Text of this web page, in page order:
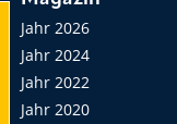
Jahr 2026
Jahr 2024
Jahr 2022
Jahr 2020